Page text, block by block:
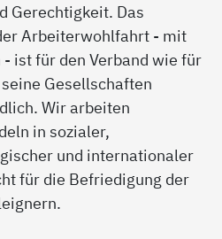
Gerechtigkeit. Das
Arbeiterwohlfahrt - mit
- ist für den Verband wie für
Gesellschaften
Wir arbeiten
in sozialer,
und internationaler
für die Befriedigung der